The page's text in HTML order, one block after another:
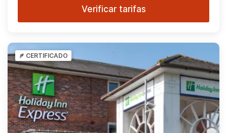
Verificar tarifas
CERTIFICADO